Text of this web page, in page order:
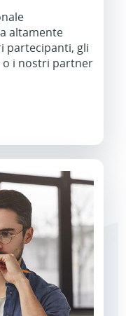
altamente
partecipanti, gli
o i nostri partner